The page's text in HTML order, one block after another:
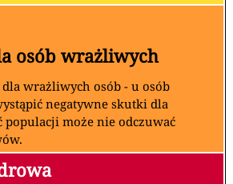
osób wrażliwych
dla wrażliwych osób - u osób
negatywne skutki dla
populacji może nie odczuwać